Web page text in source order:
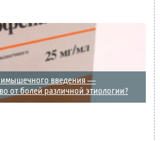
введения —
от болей различной этиологии?